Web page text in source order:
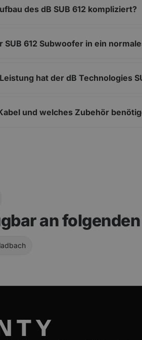
des dB SUB 612 kompliziert?
SUB 612 Subwoofer in ein
hat der dB Technologies
und welches Zubehör
an folgenden